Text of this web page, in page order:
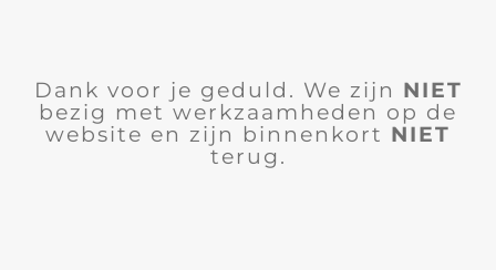
Dank voor je geduld. We zijn NIET
bezig met werkzaamheden op de
website en zijn binnenkort NIET
terug.